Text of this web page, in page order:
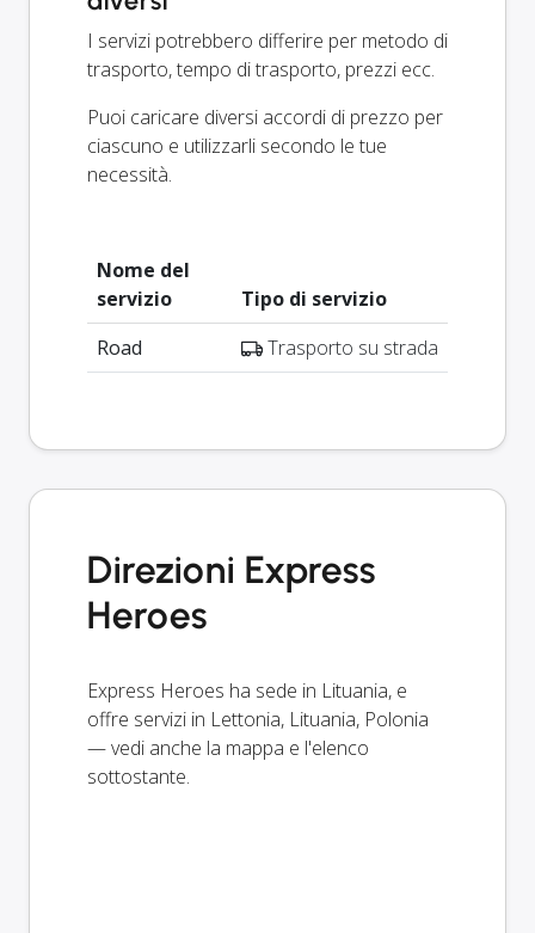
I servizi potrebbero differire per metodo di
trasporto, tempo di trasporto, prezzi ecc.
Puoi caricare diversi accordi di prezzo per
ciascuno e utilizzarli secondo le tue
necessità.
Nome del
servizio
Tipo di servizio
Road
Trasporto su strada
Direzioni Express
Heroes
Express Heroes ha sede in Lituania, e
offre servizi in Lettonia, Lituania, Polonia
— vedi anche la mappa e l'elenco
sottostante.